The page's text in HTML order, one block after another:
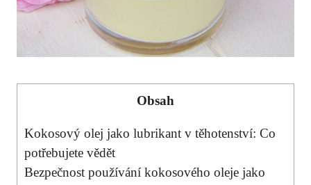
Obsah
Kokosový olej jako lubrikant v těhotenství: Co
potřebujete ⁣vědět
Bezpečnost používání kokosového oleje jako